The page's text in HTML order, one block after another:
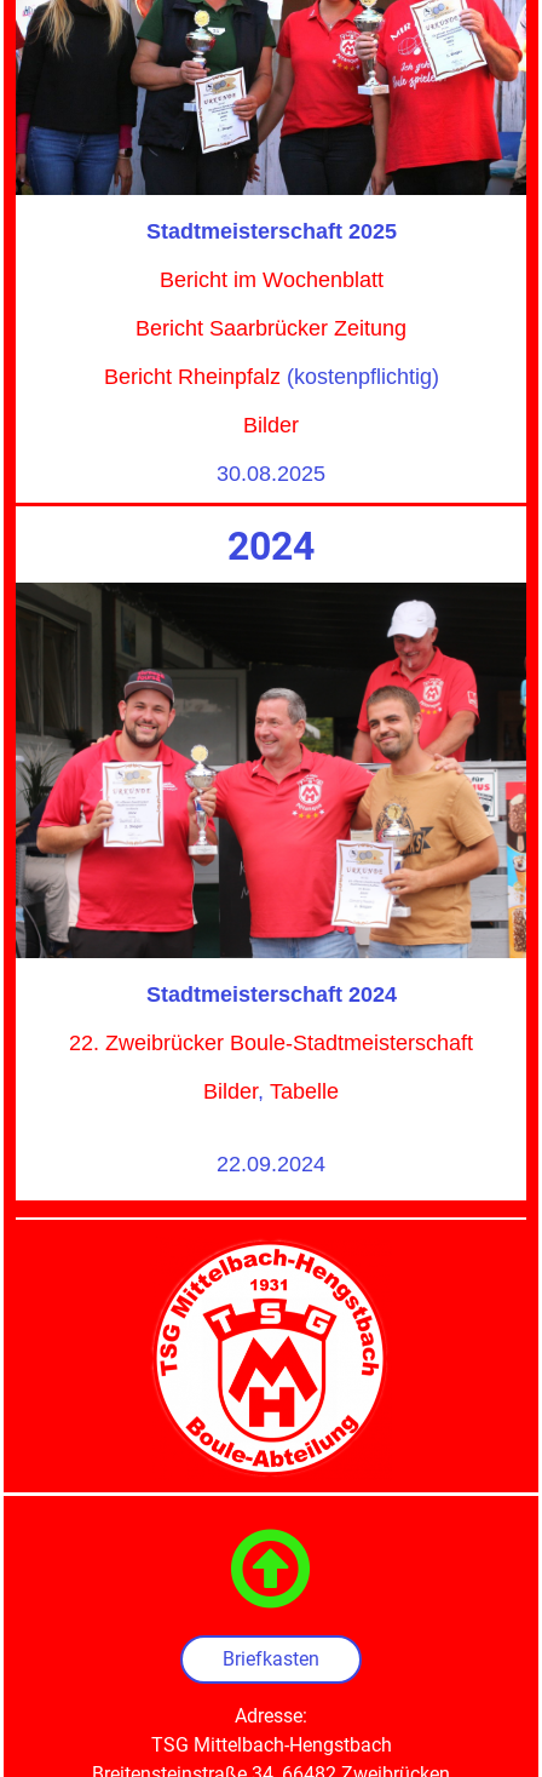
Stadtmeisterschaft 2025
Bericht im Wochenblatt
Bericht Saarbrücker Zeitung
Bericht Rheinpfalz(kostenpflichtig)
Bilder
30.08.2025
2024
Stadtmeisterschaft 2024
22. Zweibrücker Boule-Stadtmeisterschaft
Bilder, Tabelle
22.09.2024

Briefkasten
Adresse:
TSG Mittelbach-Hengstbach